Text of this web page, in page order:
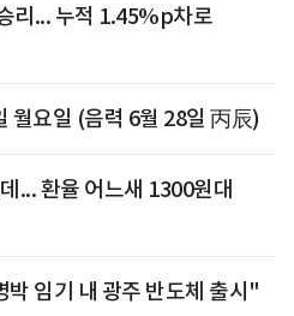
리... 누적 1.45%p차로
월요일 (음력 6월 28일 丙辰)
... 환율 어느새 1300원대
임기 내 광주 반도체 출시"